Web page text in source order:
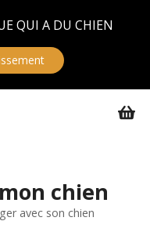
QUI A DU CHIEN
chien
avec son chien